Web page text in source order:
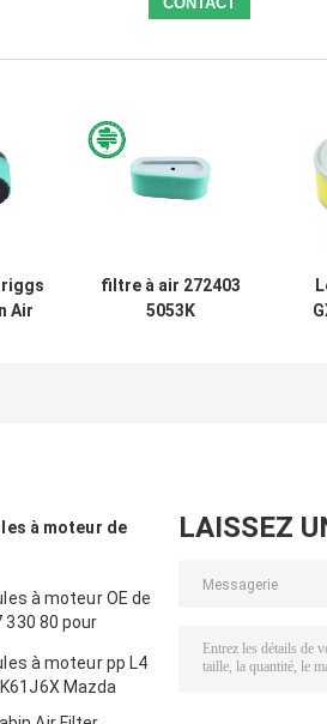
Air
filtre à air 272403
5053K
à moteur de
à moteur OE de
330 80 pour
à moteur pp L4
Mazda
LAISSEZ